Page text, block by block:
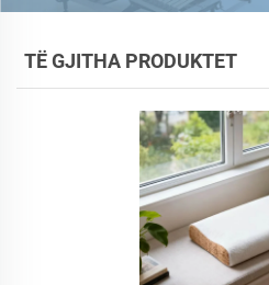
TË GJITHA PRODUKTET